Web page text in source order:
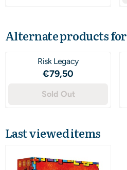
Alternate products for
Risk Legacy
Price: 79,50
€79,50
Sold Out
Last viewed items